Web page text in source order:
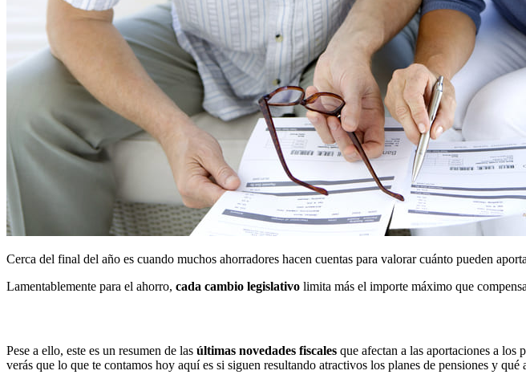
Cerca del final del año es cuando muchos ahorradores hacen cuentas para valorar cuánto pueden
Lamentablemente para el ahorro, cada cambio legislativo limita más el importe máximo que
Pese a ello, este es un resumen de las últimas novedades fiscales que afectan a las aportaciones a
verás que lo que te contamos hoy aquí es si siguen resultando atractivos los planes de pensiones y qué